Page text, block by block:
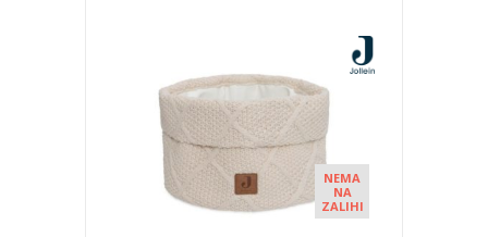
NEMA
NA
ZALIHI